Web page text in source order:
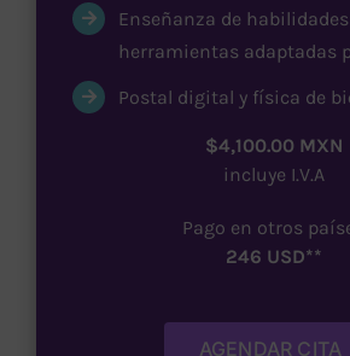
Enseñanza de
herramientas adaptadas
Postal digital y física de
$4,100.00 MXN
incluye I.V.A
Pago en otros
246 USD**
AGENDAR CITA